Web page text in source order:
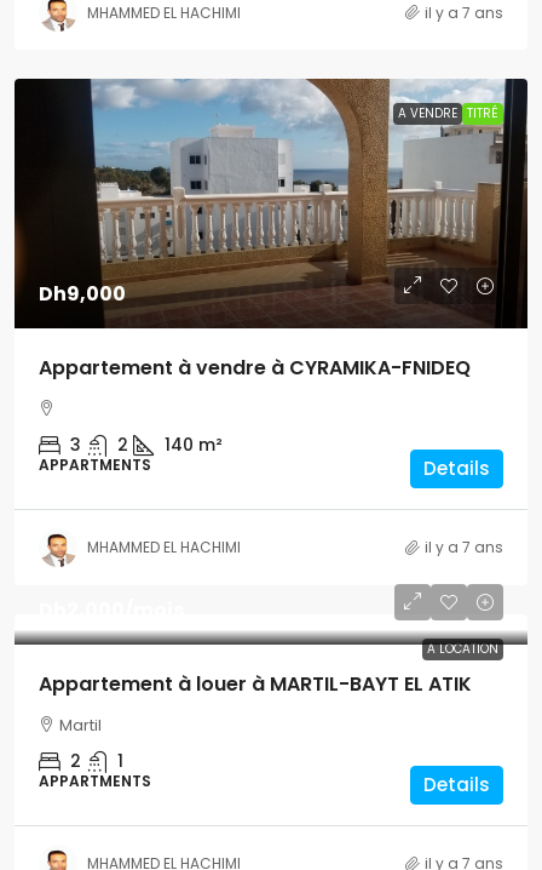
MHAMMED EL HACHIMI il y a 7 ans
A VENDRE TITRÉ
Dh9,000
Appartement à vendre à CYRAMIKA-FNIDEQ
3 2 140 m²
APPARTMENTS Details
MHAMMED EL HACHIMI il y a 7 ans
A LOCATION
Appartement à louer à MARTIL-BAYT EL ATIK
Martil
2 1
APPARTMENTS Details
MHAMMED EL HACHIMI il y a 7 ans